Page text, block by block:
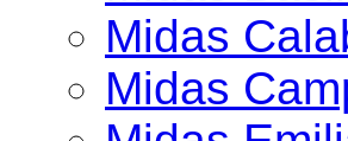
Midas
Midas